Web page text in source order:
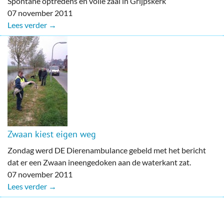
07 november 2011
Lees verder →
Zwaan kiest eigen weg
Zondag werd DE Dierenambulance gebeld met het bericht
dat er een Zwaan ineengedoken aan de waterkant zat.
07 november 2011
Lees verder →